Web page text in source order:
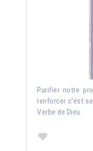
Purifier notre
renforcer c'est
Verbe de Dieu.